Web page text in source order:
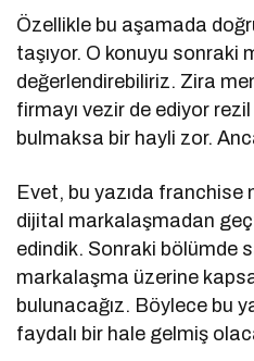
Özellikle bu aşamada
taşıyor. O konuyu sonraki
değerlendirebiliriz. Zira
firmayı vezir de ediyor
bulmaksa bir hayli zor.
Evet, bu yazıda franchise
dijital markalaşmadan
edindik. Sonraki bölümde
markalaşma üzerine
bulunacağız. Böylece bu
faydalı bir hale gelmiş